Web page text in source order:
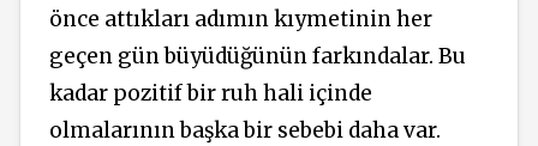
önce attıkları adımın kıymetinin her
geçen gün büyüdüğünün farkındalar. Bu
kadar pozitif bir ruh hali içinde
olmalarının başka bir sebebi daha var.